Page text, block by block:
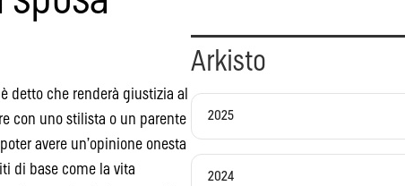
detto che renderà giustizia al
con uno stilista o un parente
avere un’opinione onesta
di base come la vita
Arkisto
2025
2024